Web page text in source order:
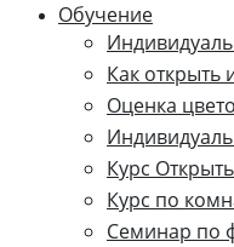
Обучение
Как открыть
Оценка
Курс
Курс по
Семинар по